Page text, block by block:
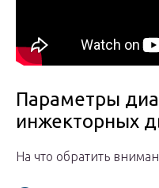
Параметры
инжекторных
На что обратить